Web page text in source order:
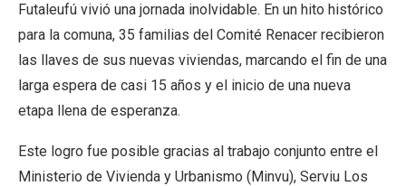
Futaleufú vivió una jornada inolvidable. En un hito histórico
para la comuna, 35 familias del Comité Renacer recibieron
las llaves de sus nuevas viviendas, marcando el fin de una
larga espera de casi 15 años y el inicio de una nueva
etapa llena de esperanza.
Este logro fue posible gracias al trabajo conjunto entre el
Ministerio de Vivienda y Urbanismo (Minvu), Serviu Los